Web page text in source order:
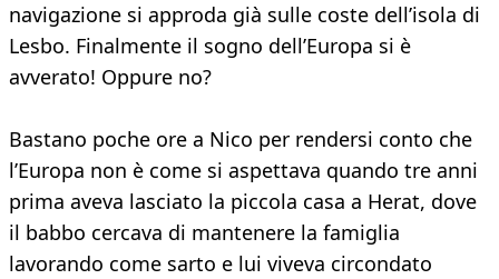
navigazione si approda già sulle coste dell’isola di
Lesbo. Finalmente il sogno dell’Europa si è
avverato! Oppure no?
Bastano poche ore a Nico per rendersi conto che
l’Europa non è come si aspettava quando tre anni
prima aveva lasciato la piccola casa a Herat, dove
il babbo cercava di mantenere la famiglia
lavorando come sarto e lui viveva circondato